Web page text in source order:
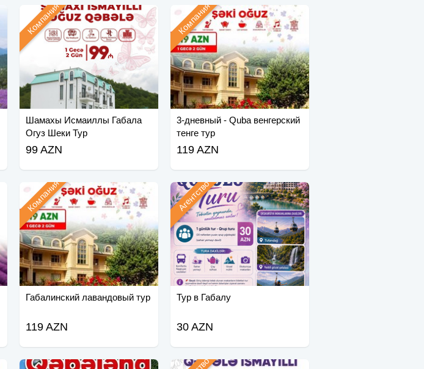
Шамахы Исмаиллы Габала
Огуз Шеки Тур
Компания
99 AZN
3-дневный - Quba венгерский
тенге тур
Компания
119 AZN
Габалинский лавандовый тур
Компания
119 AZN
Тур в Габалу
Агентство
30 AZN